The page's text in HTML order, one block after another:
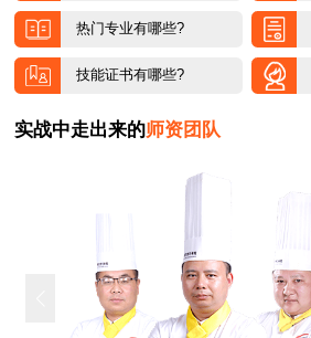
热门专业有哪些?
技能证书有哪些?
实战中走出来的师资团队